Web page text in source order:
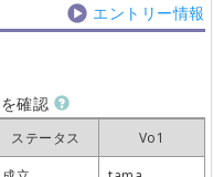
エントリー情報
を確認
ステータス
Vo1
ステータス
Vo1
ステータス
Vo1
ステータス
Vo1